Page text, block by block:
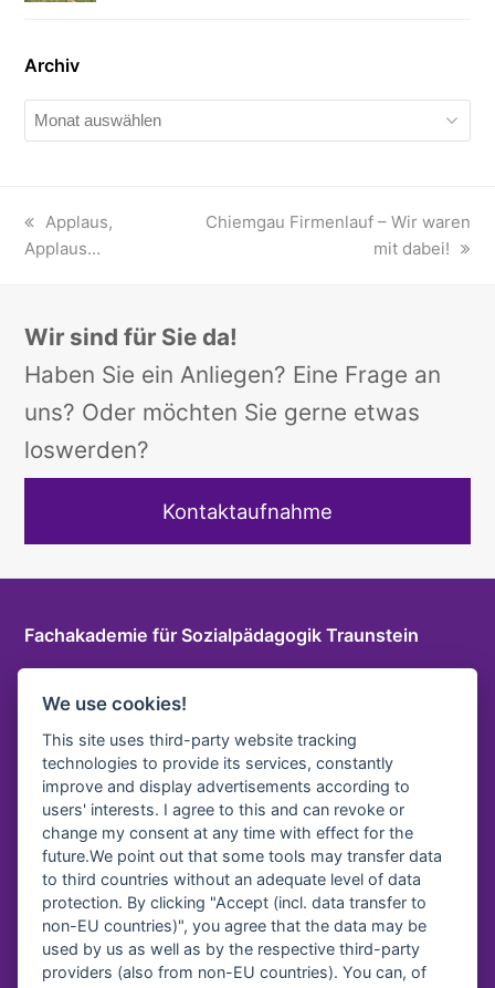
Archiv
Archiv
vorheriger
Beitrag:
Applaus,
Applaus…
Nächster
Chiemgau Firmenlauf – Wir waren
mit dabei!
Wir sind für Sie da!
Haben Sie ein Anliegen? Eine Frage an
uns? Oder möchten Sie gerne etwas
loswerden?
Kontaktaufnahme
Fachakademie für Sozialpädagogik Traunstein
+49 861 9096115 0
E-Mail
LOGIN INTERNER BEREICH
Vereinsregister-Nr:
Amtsgericht Traunstein, VR 40
We use cookies!
This site uses third-party website tracking
technologies to provide its services, constantly
improve and display advertisements according to
users' interests. I agree to this and can revoke or
change my consent at any time with effect for the
future.We point out that some tools may transfer data
to third countries without an adequate level of data
protection. By clicking "Accept (incl. data transfer to
non-EU countries)", you agree that the data may be
used by us as well as by the respective third-party
providers (also from non-EU countries). You can, of